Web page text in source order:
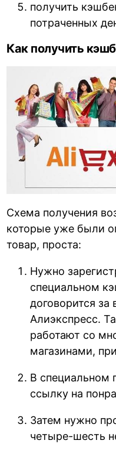
получить
потраченных
Как получить
Схема получения
которые уже были
товар, проста:
Нужно
специальном
договорится за
Алиэкспресс.
работают со
магазинами,
В специальном
ссылку на
Затем нужно
четыре-шесть